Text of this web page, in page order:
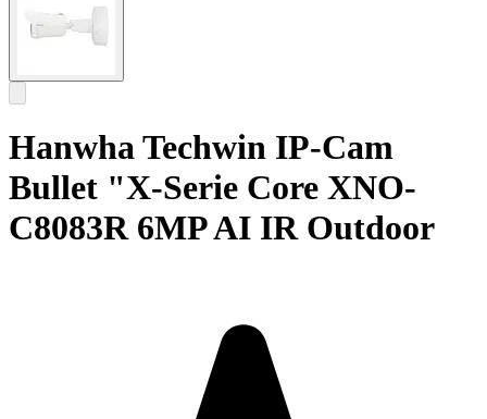
Hanwha Techwin IP-Cam
Bullet "X-Serie Core XNO-
C8083R 6MP AI IR Outdoor